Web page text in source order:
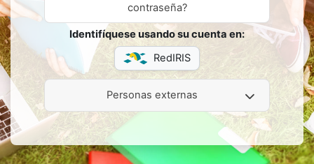
contraseña?
Identifíquese usando su cuenta en:
RedIRIS
Personas externas